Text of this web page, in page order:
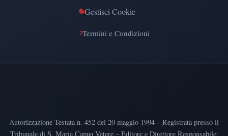
Gestisci Cookie
Termini e Condizioni
Autorizzazione Testata n. 452 del 20 maggio 1994 – Registrata presso il
Tribunale di S. Maria Capua Vetere – Editore e Direttore Responsabile: